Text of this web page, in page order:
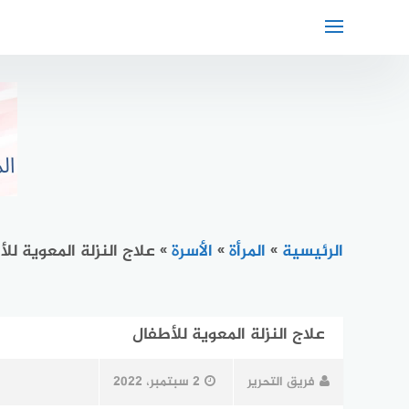
الرئيسية » المرأة» الأسرة» علاج النزلة المعوية
علاج النزلة المعوية للأطفال
فريق التحرير 2 سبتمبر، 2022